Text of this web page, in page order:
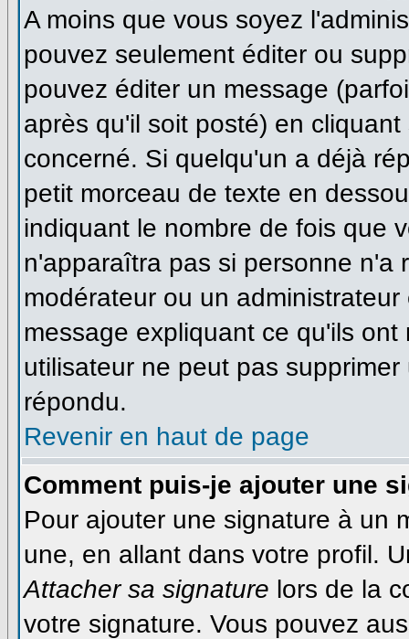
A moins que vous soyez
pouvez seulement éditer ou
pouvez éditer un message
après qu'il soit posté) en
concerné. Si quelqu'un a déjà
petit morceau de texte en
indiquant le nombre de fois que
n'apparaîtra pas si personne n'a
modérateur ou un
message expliquant ce qu'ils
utilisateur ne peut pas
répondu.
Revenir en haut de page
Comment puis-je ajouter une
Pour ajouter une signature à un
une, en allant dans votre profil.
Attacher sa signature lors de la
votre signature. Vous pouvez